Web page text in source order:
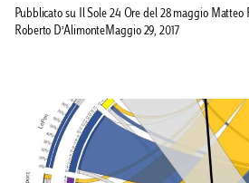
Pubblicato su Il Sole 24 Ore del 28 maggio Matteo
Roberto D’Alimonte Maggio 29, 2017